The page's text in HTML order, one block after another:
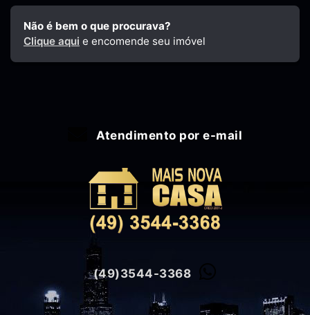
Não é bem o que procurava?
Clique aqui e encomende seu imóvel
Atendimento por e-mail
(49)3544-3368